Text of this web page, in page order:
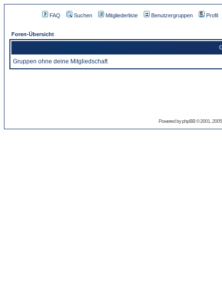
FAQ Suchen Mitgliederliste Benutzergruppen Profil
Foren-Übersicht
Gruppen ohne deine Mitgliedschaft
Powered byphpBB© 2001,